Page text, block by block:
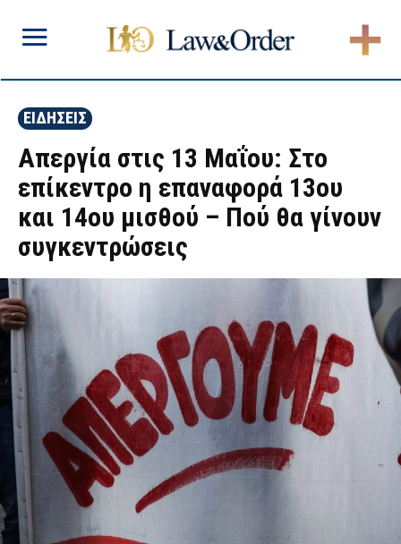
ΕΙΔΗΣΕΙΣ
Απεργία στις 13 Μαΐου: Στο
επίκεντρο η επαναφορά 13ου
και 14ου μισθού – Πού θα γίνουν
συγκεντρώσεις